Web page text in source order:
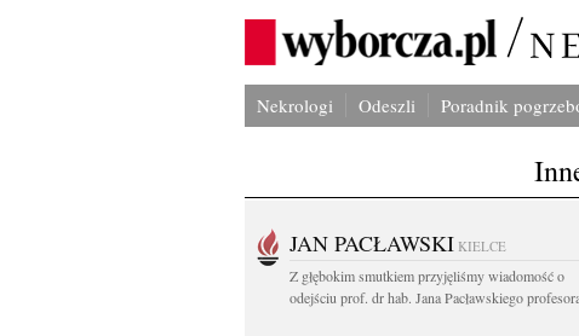
Nekrologi Odeszli Poradnik
JAN PACŁAWSKI KIELCE
Z głębokim smutkiem przyjęliśmy wiadomość o
odejściu prof. dr hab. Jana Pacławskiego